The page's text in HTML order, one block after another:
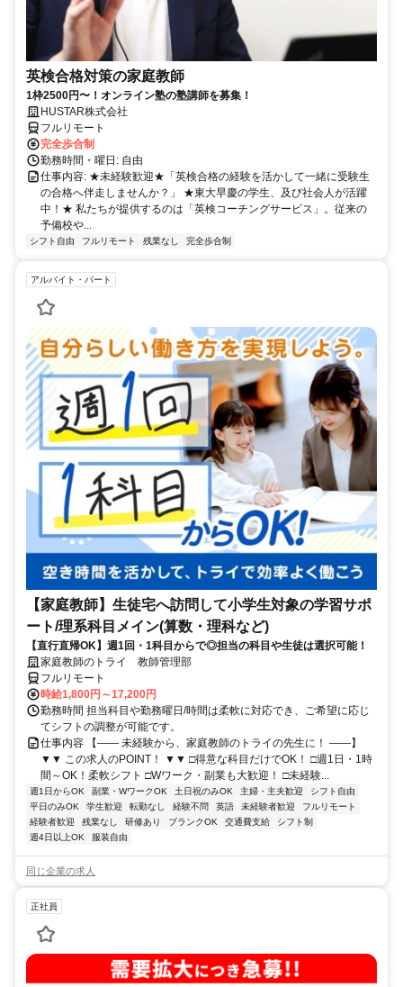
英検合格対策の家庭教師
1枠2500円〜！オンライン塾の塾講師を募集！
HUSTAR株式会社
フルリモート
完全歩合制
勤務時間・曜日: 自由
仕事内容: ★未経験歓迎★「英検合格の経験を活かして一緒に受験生
の合格へ伴走しませんか？」 ★東大早慶の学生、及び社会人が活躍
中！★ 私たちが提供するのは「英検コーチングサービス」。従来の
予備校や...
シフト自由 フルリモート 残業なし 完全歩合制
アルバイト・パート
【家庭教師】生徒宅へ訪問して小学生対象の学習サポ
ート/理系科目メイン(算数・理科など)
【直行直帰OK】週1回・1科目からで◎担当の科目や生徒は選択可能！
家庭教師のトライ 教師管理部
フルリモート
時給1,800円～17,200円
勤務時間 担当科目や勤務曜日/時間は柔軟に対応でき、ご希望に応じ
てシフトの調整が可能です。
仕事内容 【―― 未経験から、家庭教師のトライの先生に！ ――】
▼▼ この求人のPOINT！ ▼▼ □得意な科目だけでOK！ □週1日・1時
間～OK！柔軟シフト □Wワーク・副業も大歓迎！ □未経験...
週1日からOK 副業・WワークOK 土日祝のみOK 主婦・主夫歓迎
シフト自由
平日のみOK
学生歓迎 転勤なし 経験不問 英語 未経験者歓迎
フルリモート
経験者歓迎
残業なし 研修あり ブランクOK 交通費支給
シフト制
週4日以上OK
服装自由
同じ企業の求人
正社員